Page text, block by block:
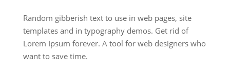
Random gibberish text to use in web pages, site
templates and in typography demos. Get rid of
Lorem Ipsum forever. A tool for web designers who
want to save time.